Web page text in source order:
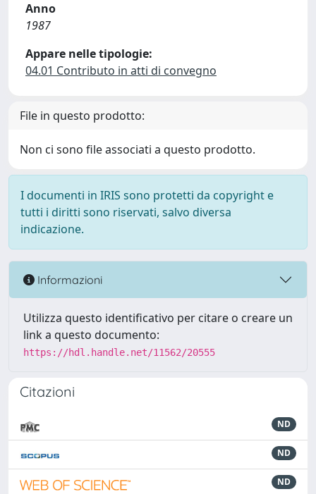
Anno
1987
Appare nelle tipologie:
04.01 Contributo in atti di convegno
File in questo prodotto:
Non ci sono file associati a questo prodotto.
I documenti in IRIS sono protetti da copyright e
tutti i diritti sono riservati, salvo diversa
indicazione.
Informazioni
Utilizza questo identificativo per citare o creare un
link a questo documento:
https://hdl.handle.net/11562/20555
Citazioni
ND
ND
ND